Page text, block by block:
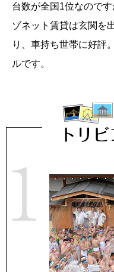
台数が全国1位なので
ゾネット賃貸は玄関を
り、車持ち世帯に好評
ルです。